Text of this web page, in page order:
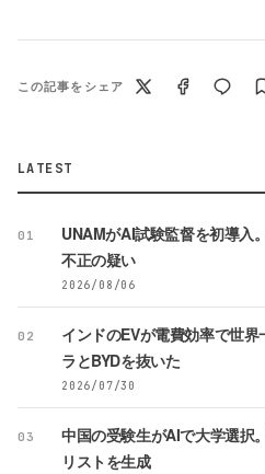
この記事をシェア
LATEST
01
UNAMがAI試験監督を初導入
不正の疑い
2026/08/06
02
インドのEVが電費効率で世
ラとBYDを抜いた
2026/07/30
03
中国の受験生がAIで大学選択
リストを生成